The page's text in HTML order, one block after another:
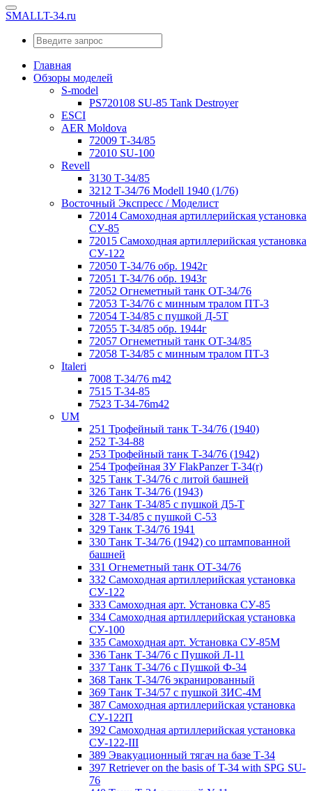
SMALLT-34.ru
Главная
Обзоры моделей
S-model
PS720108 SU-85 Tank Destroyer
ESCI
AER Moldova
72009 Т-34/85
72010 SU-100
Revell
3130 Т-34/85
3212 Т-34/76 Modell 1940 (1/76)
Восточный Экспресс / Моделист
72014 Самоходная артиллерийская установка
СУ-85
72015 Самоходная артиллерийская установка
СУ-122
72050 Т-34/76 обр. 1942г
72051 T-34/76 обр. 1943г
72052 Огнеметный танк OT-34/76
72053 T-34/76 с минным тралом ПТ-3
72054 T-34/85 с пушкой Д-5Т
72055 T-34/85 обр. 1944г
72057 Огнеметный танк ОT-34/85
72058 T-34/85 с минным тралом ПТ-3
Italeri
7008 T-34/76 m42
7515 T-34-85
7523 T-34-76m42
UM
251 Трофейный танк Т-34/76 (1940)
252 T-34-88
253 Трофейный танк Т-34/76 (1942)
254 Трофейная ЗУ FlakPanzer T-34(r)
325 Танк Т-34/76 с литой башней
326 Танк Т-34/76 (1943)
327 Танк Т-34/85 с пушкой Д5-Т
328 Т-34/85 с пушкой С-53
329 Танк T-34/76 1941
330 Танк Т-34/76 (1942) со штампованной
башней
331 Огнеметный танк ОТ-34/76
332 Самоходная артиллерийская установка
СУ-122
333 Самоходная арт. Установка СУ-85
334 Самоходная артиллерийская установка
СУ-100
335 Самоходная арт. Установка СУ-85М
336 Танк Т-34/76 с Пушкой Л-11
337 Танк Т-34/76 с Пушкой Ф-34
368 Танк Т-34/76 экранированный
369 Танк Т-34/57 с пушкой ЗИС-4М
387 Самоходная артиллерийская установка
СУ-122П
392 Самоходная артиллерийская установка
СУ-122-III
389 Эвакуационный тягач на базе Т-34
397 Retriever on the basis of T-34 with SPG SU-
76